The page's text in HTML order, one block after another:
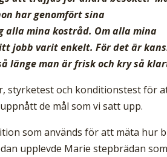
har genomfört sina
mina kostråd. Om alla mina
jobb varit enkelt. För det är
länge man är frisk och kry så
styrketest och konditionstest för
de mål som vi satt upp.
som används för att mäta hur
upplevde Marie stepbrädan